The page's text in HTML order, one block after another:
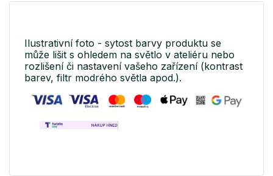
Ilustrativní foto - sytost barvy produktu se
může lišit s ohledem na světlo v ateliéru nebo
rozlišení či nastavení vašeho zařízení (kontrast
barev, filtr modrého světla apod.).